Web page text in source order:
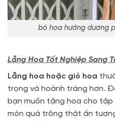
bó hoa hướng dương
Lẵng Hoa Tốt Nghiệp Sang
Lẵng hoa hoặc giỏ hoa
trọng và hoành tráng hơn.
bạn muốn tặng hoa cho
món quà trông thật ấn